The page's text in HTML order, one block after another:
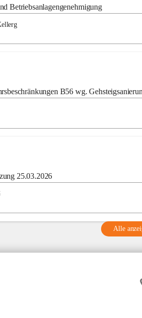
Betriebsanlagengenehmigung
B56 wg.
25.03.2026
Alle